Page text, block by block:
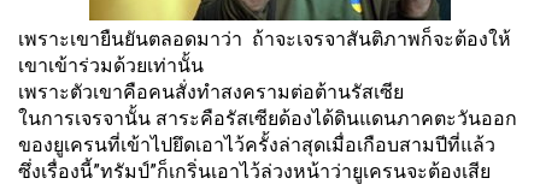
เพราะเขายืนยันตลอดมาว่า ถ้าจะเจรจาสันติภาพก็จะต้องให้
เขาเข้าร่วมด้วยเท่านั้น
เพราะตัวเขาคือคนสั่งทำสงครามต่อต้านรัสเซีย
ในการเจรจานั้น สาระคือรัสเซียด้องได้ดินแดนภาคตะวันออก
ของยูเครนที่เข้าไปยึดเอาไว้ครั้งล่าสุดเมื่อเกือบสามปีที่แล้ว
ซึ่งเรื่องนี้”ทรัมป์”ก็เกริ่นเอาไว้ล่วงหน้าว่ายูเครนจะต้องเสีย